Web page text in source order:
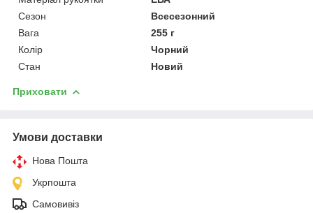
Сезон
Всесезонний
Вага
255 г
Колір
Чорний
Стан
Новий
Приховати
Умови доставки
Нова Пошта
Укрпошта
Самовивіз